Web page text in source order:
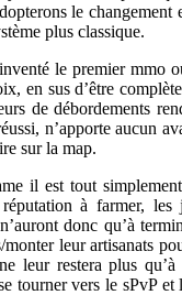
le changement
plus classique.
le premier mmo
en sus d’être
de débordements
n’apporte aucun
sur la map.
il est tout
à farmer, les
donc qu’à
leur artisanats
leur restera plus
tourner vers le sPvP